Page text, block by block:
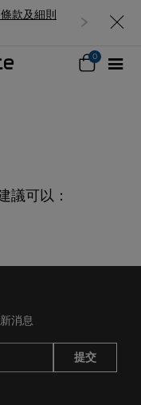
款及細則
0
議可以：
消息
提交